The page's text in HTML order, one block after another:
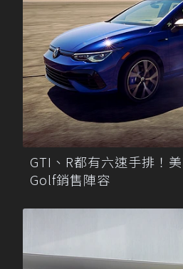
GTI、R都有六速手排！
Golf銷售陣容